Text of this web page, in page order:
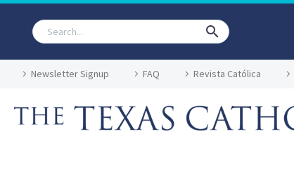
Newsletter Signup FAQ Revista Católica